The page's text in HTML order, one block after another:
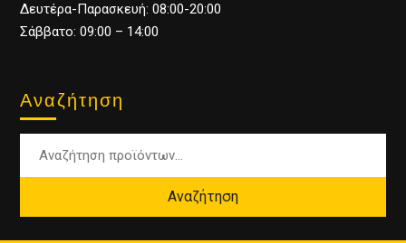
Δευτέρα-Παρασκευή: 08:00-20:00
Σάββατο: 09:00 – 14:00
Αναζήτηση
Αναζήτηση